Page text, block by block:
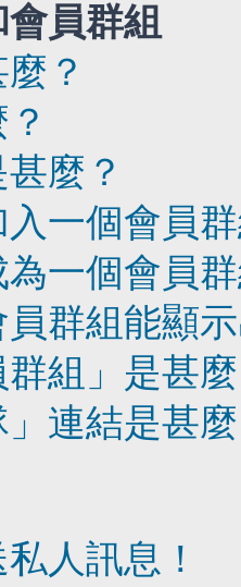
員群組
？
麼？
一個會員
一個會員
群組能顯
群組」是甚
」連結是甚
人訊息！